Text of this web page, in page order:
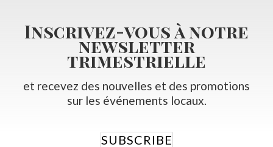
Inscrivez-vous à notre
newsletter
trimestrielle
et recevez des nouvelles et des promotions
sur les événements locaux.
SUBSCRIBE